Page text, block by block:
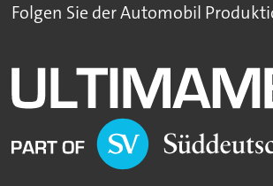
Folgen Sie der Automobil